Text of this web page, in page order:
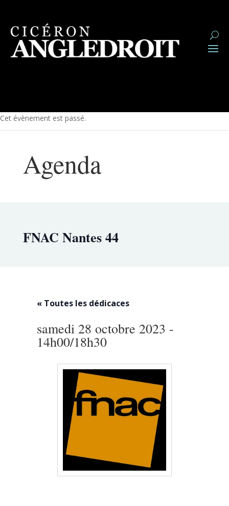
Cet évènement est passé.
Agenda
FNAC Nantes 44
« Toutes les dédicaces
samedi 28 octobre 2023 -
14h00/18h30